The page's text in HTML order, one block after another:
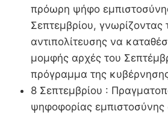
πρόωρη ψήφο
Σεπτεμβρίου, γνωρίζοντας
αντιπολίτευσης να
μομφής αρχές του
πρόγραμμα της
8 Σεπτεμβρίου :
ψηφοφορίας εμπιστοσύνης